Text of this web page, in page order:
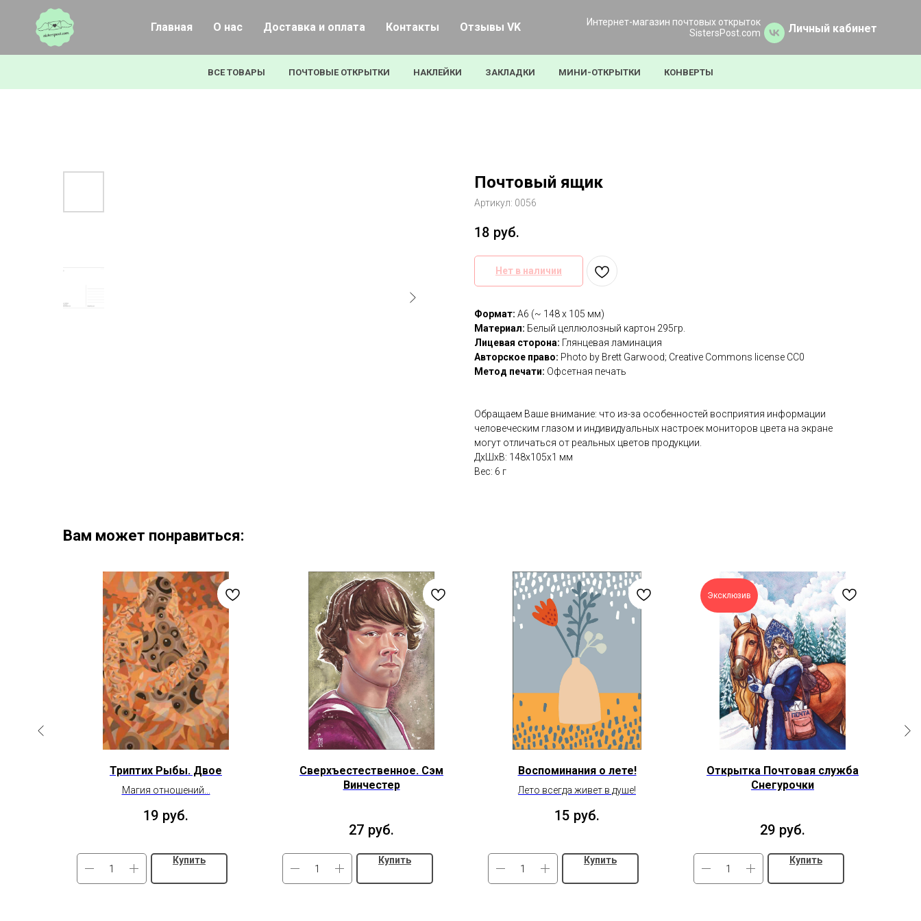
Главная О нас Доставка и оплата Контакты Отзывы VK
Интернет-магазин почтовых открыток
SistersPost.com
Личный кабинет
ВСЕ ТОВАРЫ ПОЧТОВЫЕ ОТКРЫТКИ НАКЛЕЙКИ ЗАКЛАДКИ МИНИ-ОТКРЫТКИ КОНВЕРТЫ
Почтовый ящик
Артикул: 0056
18 руб.
Нет в наличии
Формат: А6 (~ 148 х 105 мм)
Материал: Белый целлюлозный картон 295гр.
Лицевая сторона: Глянцевая ламинация
Авторское право: Photo by Brett Garwood; Creative Commons license CC0
Метод печати: Офсетная печать
Обращаем Ваше внимание: что из-за особенностей восприятия информации
человеческим глазом и индивидуальных настроек мониторов цвета на экране
могут отличаться от реальных цветов продукции.
ДxШxВ: 148x105x1 мм
Вес: 6 г
Вам может понравиться:
Триптих Рыбы. Двое
Магия отношений...
19 руб.
Купить
Сверхъестественное. Сэм
Винчестер
27 руб.
Купить
Воспоминания о лете!
Лето всегда живет в душе!
15 руб.
Купить
Эксклюзив
Открытка Почтовая служба
Снегурочки
29 руб.
Купить